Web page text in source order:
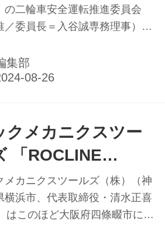
る。 「二輪車防犯登録」促進も
の盗難認知件数については、
で減少したものの、22年には
と増加に転じ、昨年23年が1万
の二輪車安全運転推進委員会
／委員長＝入谷誠専務理事）
運転指導員等を称える「優良二
全運転指導員等表彰」の2023年
集部
クメカニクスツー
「ROCLINE
」誕生 「サー
体制を整え、ブラ
を創っていく」
メカニクスツールズ（株）（神
横浜市、代表取締役・清水正喜
はこのほど大阪府四條畷市に、